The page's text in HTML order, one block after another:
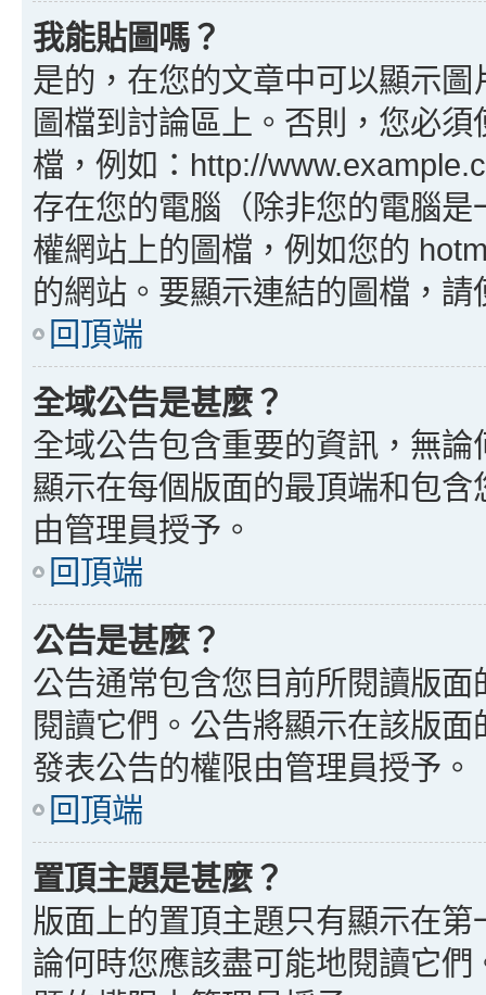
我能貼圖嗎？
是的，在您的文章中可以顯示
圖檔到討論區上。否則，您必
檔，例如：http://
存在您的電腦（除非您的電腦
權網站上的圖檔，例如您的
的網站。要顯示連結的圖檔，
回頂端
全域公告是甚麼？
全域公告包含重要的資訊，無
顯示在每個版面的最頂端和包
由管理員授予。
回頂端
公告是甚麼？
公告通常包含您目前所閱讀版
閱讀它們。公告將顯示在該版
發表公告的權限由管理員授予。
回頂端
置頂主題是甚麼？
版面上的置頂主題只有顯示在
論何時您應該盡可能地閱讀它